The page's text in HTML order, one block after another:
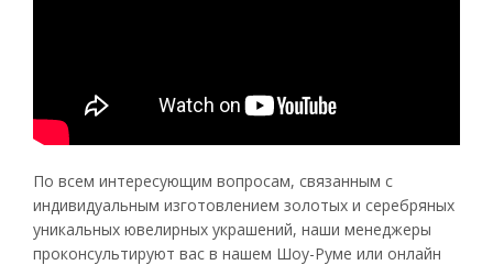
По всем интересующим вопросам, связанным с
индивидуальным изготовлением золотых и серебряных
уникальных ювелирных украшений, наши менеджеры
проконсультируют вас в нашем Шоу-Руме или онлайн